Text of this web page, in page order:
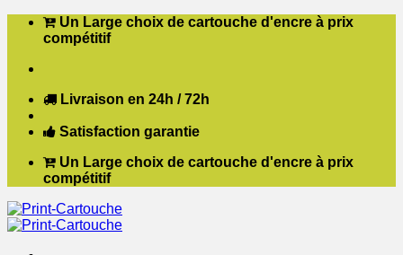
Passer Un Large choix de cartouche d'encre à prix
compétitif
Livraison en 24h / 72h
Satisfaction garantie
Un Large choix de cartouche d'encre à prix
compétitif